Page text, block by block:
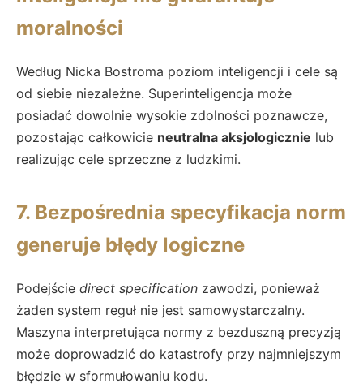
moralności
Według Nicka Bostroma poziom inteligencji i cele są
od siebie niezależne. Superinteligencja może
posiadać dowolnie wysokie zdolności poznawcze,
pozostając całkowicie neutralna aksjologicznie lub
realizując cele sprzeczne z ludzkimi.
7. Bezpośrednia specyfikacja norm
generuje błędy logiczne
Podejście direct specification zawodzi, ponieważ
żaden system reguł nie jest samowystarczalny.
Maszyna interpretująca normy z bezduszną precyzją
może doprowadzić do katastrofy przy najmniejszym
błędzie w sformułowaniu kodu.